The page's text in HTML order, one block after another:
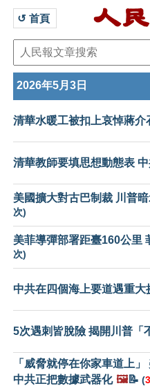
↺ 首頁
2026年5月3日
清華水暖工被扣上哀悼蔣介
清華教師要填思想動態表
美國擴大對古巴制裁 川普
次)
美菲導彈部署距臺160公里
次)
中共在四個海上要道遇重大
5次遇刺皆脫險 揭開川普「
「威脅就停在你家車道上」
中共正把數據武器化 🖼️📝 (